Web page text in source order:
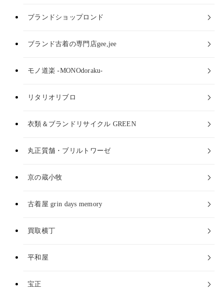
ブランドショップロンド
ブランド古着の専門店gee,jee
モノ道楽 -MONOdoraku-
リタリオリブロ
衣類＆ブランドリサイクル GREEN
丸正質舗・ブリルトワーゼ
京の蔵小牧
古着屋 grin days memory
買取横丁
平和屋
宝正